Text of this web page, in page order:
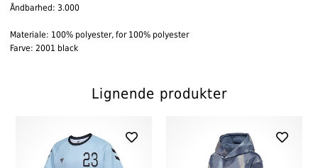
Åndbarhed: 3.000
Materiale: 100% polyester, for 100% polyester
Farve: 2001 black
Lignende produkter